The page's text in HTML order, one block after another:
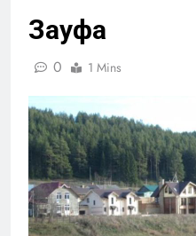
Зауфа
0 1 Mins